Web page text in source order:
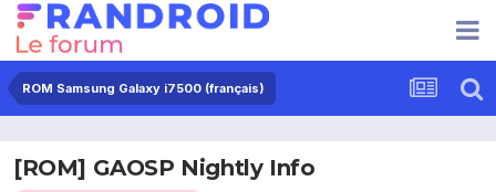
ROM Samsung Galaxy i7500 (français)
[ROM] GAOSP Nightly Info